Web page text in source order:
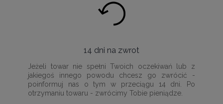
14 dni na zwrot
Jeżeli towar nie spełni Twoich oczekiwań lub z
jakiegoś innego powodu chcesz go zwrócić -
poinformuj nas o tym w przeciągu 14 dni. Po
otrzymaniu towaru - zwrócimy Tobie pieniądze.